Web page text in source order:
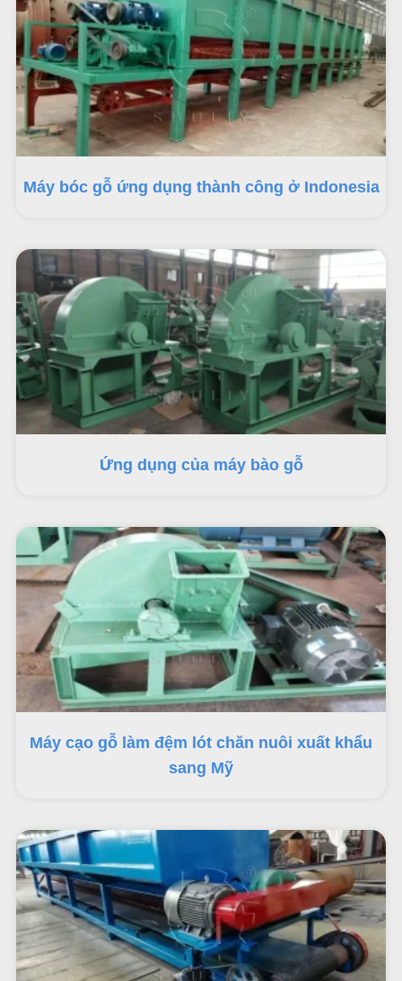
Máy bóc gỗ ứng dụng thành công ở Indonesia
Ứng dụng của máy bào gỗ
Máy cạo gỗ làm đệm lót chăn nuôi xuất khẩu
sang Mỹ